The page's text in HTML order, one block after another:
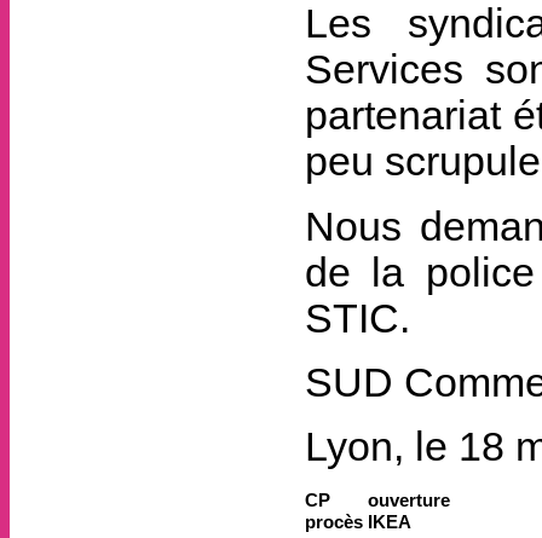
Les
Services
partenariat
peu
Nous
de la
STIC.
SUD
Lyon, le 18
CP ouverture
procès IKEA